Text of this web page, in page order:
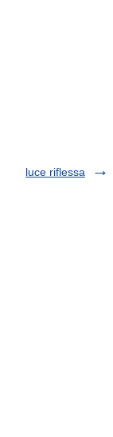
luce riflessa